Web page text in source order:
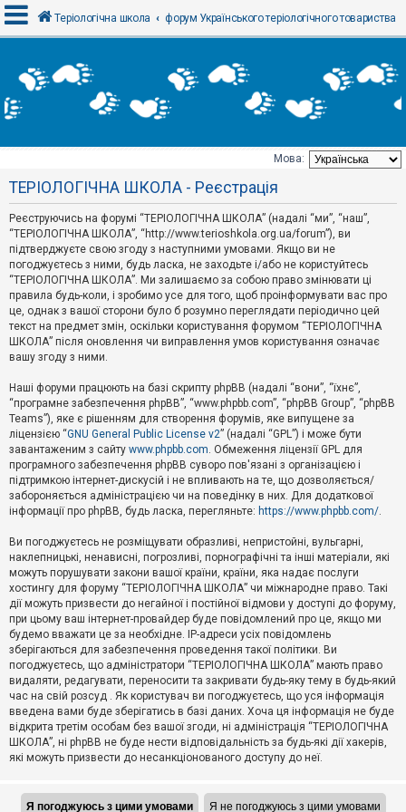
х
і
Т
е
м
и
б
е
з
в
і
д
п
о
в
і
д
й
А
к
т
и
в
н
і
м
и
П
о
ш
у
Д
о
п
о
м
Теріологічна школа форум Українського теріологічного товариства
Мова:
ТЕРІОЛОГІЧНА ШКОЛА - Реєстрація
Реєструючись на форумі “ТЕРІОЛОГІЧНА ШКОЛА” (надалі “ми”, “наш”,
“ТЕРІОЛОГІЧНА ШКОЛА”, “http://www.terioshkola.org.ua/forum”), ви
підтверджуєте свою згоду з наступними умовами. Якщо ви не
погоджуєтесь з ними, будь ласка, не заходьте і/або не користуйтесь
“ТЕРІОЛОГІЧНА ШКОЛА”. Ми залишаємо за собою право змінювати ці
правила будь-коли, і зробимо усе для того, щоб проінформувати вас про
це, однак з вашої сторони було б розумно переглядати періодично цей
текст на предмет змін, оскільки користування форумом “ТЕРІОЛОГІЧНА
ШКОЛА” після оновлення чи виправлення умов користування означає
вашу згоду з ними.
Наші форуми працюють на базі скрипту phpBB (надалі “вони”, “їхнє”,
“програмне забезпечення phpBB”, “www.phpbb.com”, “phpBB Group”, “phpBB
Teams”), яке є рішенням для створення форумів, яке випущене за
ліцензією “GNU General Public License v2” (надалі “GPL”) і може бути
завантаженим з сайту www.phpbb.com. Обмеження ліцензії GPL для
програмного забезпечення phpBB суворо пов'язані з організацією і
підтримкою інтернет-дискусій і не впливають на те, що дозволяється/
забороняється адміністрацією чи на поведінку в них. Для додаткової
інформації про phpBB, будь ласка, перегляньте: https://www.phpbb.com/.
Ви погоджуєтесь не розміщувати образливі, непристойні, вульгарні,
наклепницькі, ненависні, погрозливі, порнографічні та інші матеріали, які
можуть порушувати закони вашої країни, країни, яка надає послуги
хостингу для форуму “ТЕРІОЛОГІЧНА ШКОЛА” чи міжнародне право. Такі
дії можуть призвести до негайної і постійної відмови у доступі до форуму,
при цьому ваш інтернет-провайдер буде повідомлений про це, якщо ми
будемо вважати це за необхідне. IP-адреси усіх повідомлень
зберігаються для забезпечення проведення такої політики. Ви
погоджуєтесь, що адміністратори “ТЕРІОЛОГІЧНА ШКОЛА” мають право
видаляти, редагувати, переносити та закривати будь-яку тему в будь-який
час на свій розсуд . Як користувач ви погоджуєтесь, що уся інформація
введена вами буде зберігатись в базі даних. Хоча ця інформація не буде
відкрита третім особам без вашої згоди, ні адміністрація “ТЕРІОЛОГІЧНА
ШКОЛА”, ні phpBB не буде нести відповідальність за будь-які дії хакерів,
які можуть призвести до несанкціонованого доступу до неї.